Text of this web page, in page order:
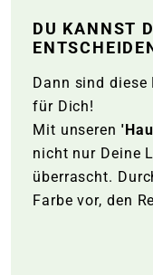
DU KANNST
Dann sind
für Dich!
Mit unseren
nicht nur Deine
überrascht.
Farbe vor, den